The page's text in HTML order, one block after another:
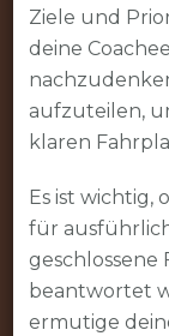
Ziele und
deine
aufzuteilen,
klaren
Es ist wichtig,
für
geschlossene
beantwortet
ermutige